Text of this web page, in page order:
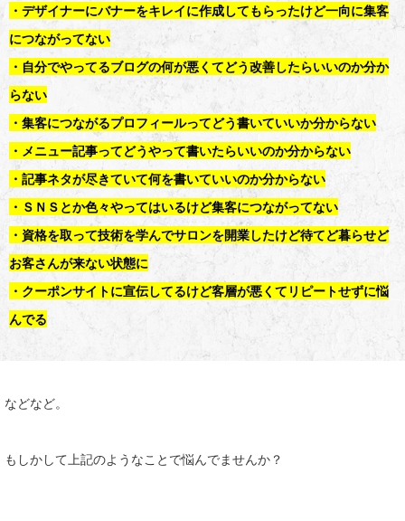
・デザイナーにバナーをキレイに作成してもらったけど一向に集客
につながってない
・自分でやってるブログの何が悪くてどう改善したらいいのか分か
らない
・集客につながるプロフィールってどう書いていいか分からない
・メニュー記事ってどうやって書いたらいいのか分からない
・記事ネタが尽きていて何を書いていいのか分からない
・ＳＮＳとか色々やってはいるけど集客につながってない
・資格を取って技術を学んでサロンを開業したけど待てど暮らせど
お客さんが来ない状態に
・クーポンサイトに宣伝してるけど客層が悪くてリピートせずに悩
んでる
などなど。
もしかして上記のようなことで悩んでませんか？